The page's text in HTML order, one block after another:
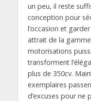
un peu, il reste
conception pour
l’occasion et
attrait de la
motorisations
transforment
plus de 350cv.
exemplaires
d’excuses pour ne